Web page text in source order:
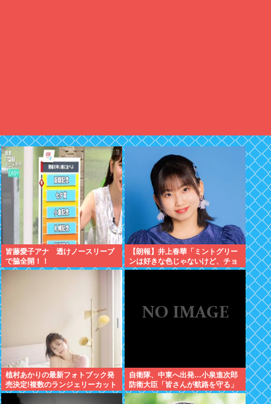
皆藤愛子アナ 透けノースリーブ
で脇全開！！
【朗報】井上春華「ミントグリー
ンは好きな色じゃないけど、チョ
コミントは好きなのでまぁいいか
植村あかりの最新フォトブック発
売決定!複数のランジェリーカット
あり
自衛隊、中東へ出発…小泉進次郎
防衛大臣「皆さんが航路を守る」